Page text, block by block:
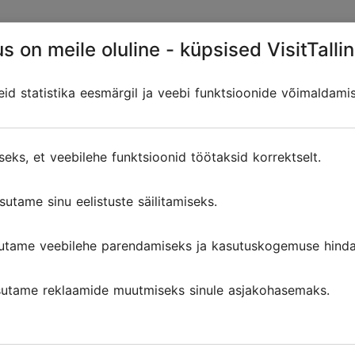
arvutisse või mobiilseadmesse, kui te lehte külastate.
muud eelistused kuvamisel) teatud ajavahemikuks. Nii
veebibrauserisse küpsiste faile. Kasutame küpsiseid
ja Lemmikuid, veebi uuringute tegemiseks ja
salvestatud infot ning Tallinn Cardi ostukorvi,
osapoolte küpsiseid, et koguda veebistatistikat
soovile. Võite kustutada kõik juba teie arvutis olevad
on meile oluline - küpsised
statistika eesmärgil ja veebi funktsioonide
et veebilehe funktsioonid töötaksid korrektselt.
sinu eelistuste säilitamiseks.
veebilehe parendamiseks ja kasutuskogemuse
reklaamide muutmiseks sinule asjakohasemaks.